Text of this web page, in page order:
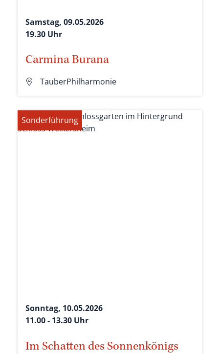
Samstag, 09.05.2026
19.30 Uhr
Carmina Burana
TauberPhilharmonie
Sonderführung
Sonntag, 10.05.2026
11.00 - 13.30 Uhr
Im Schatten des Sonnenkönigs